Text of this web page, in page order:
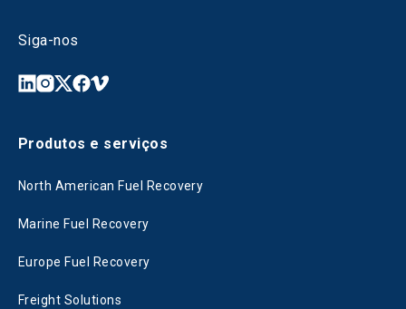
Siga-nos
Produtos e serviços
North American Fuel Recovery
Marine Fuel Recovery
Europe Fuel Recovery
Freight Solutions